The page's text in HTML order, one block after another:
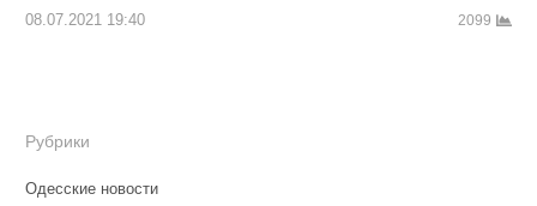
08.07.2021 19:40 2099
Рубрики
Одесские новости